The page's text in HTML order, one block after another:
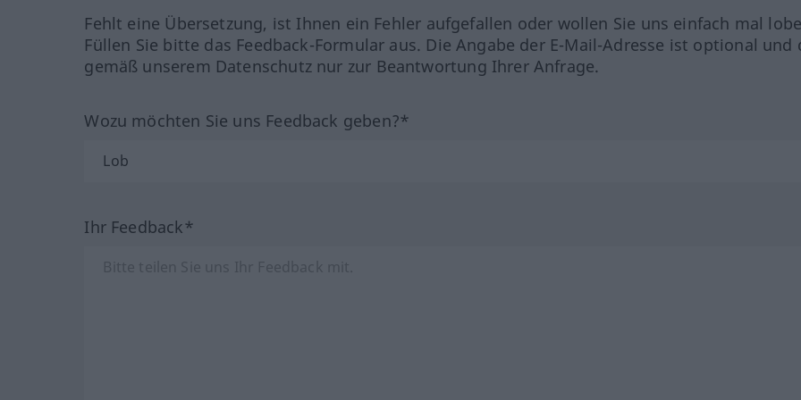
Fehlt eine Übersetzung, ist Ihnen ein Fehler aufgefallen oder wollen Sie uns einfach mal
Füllen Sie bitte das Feedback-Formular aus. Die Angabe der E-Mail-Adresse ist optional und
gemäß unserem Datenschutz nur zur Beantwortung Ihrer Anfrage.
Wozu möchten Sie uns Feedback geben?*
Ihr Feedback*